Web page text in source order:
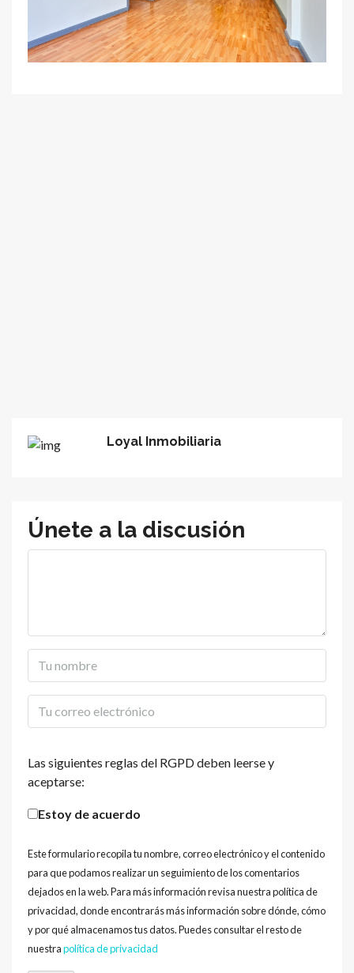
Loyal Inmobiliaria
Únete a la discusión
Las siguientes reglas del RGPD deben leerse y
aceptarse:
Estoy de acuerdo
Este formulario recopila tu nombre, correo electrónico y el contenido
para que podamos realizar un seguimiento de los comentarios
dejados en la web. Para más información revisa nuestra política de
privacidad, donde encontrarás más información sobre dónde, cómo
y por qué almacenamos tus datos. Puedes consultar el resto de
nuestrapolítica de privacidad